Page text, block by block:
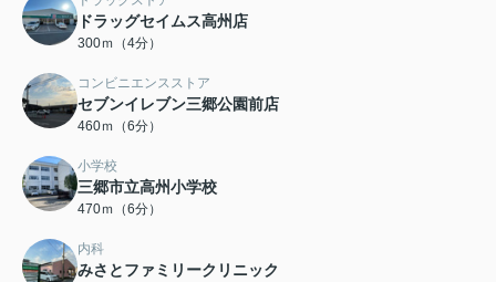
ドラッグセイムス高州店
300ｍ（4分）
コンビニエンスストア
セブンイレブン三郷公園前店
460ｍ（6分）
小学校
三郷市立高州小学校
470ｍ（6分）
内科
みさとファミリークリニック